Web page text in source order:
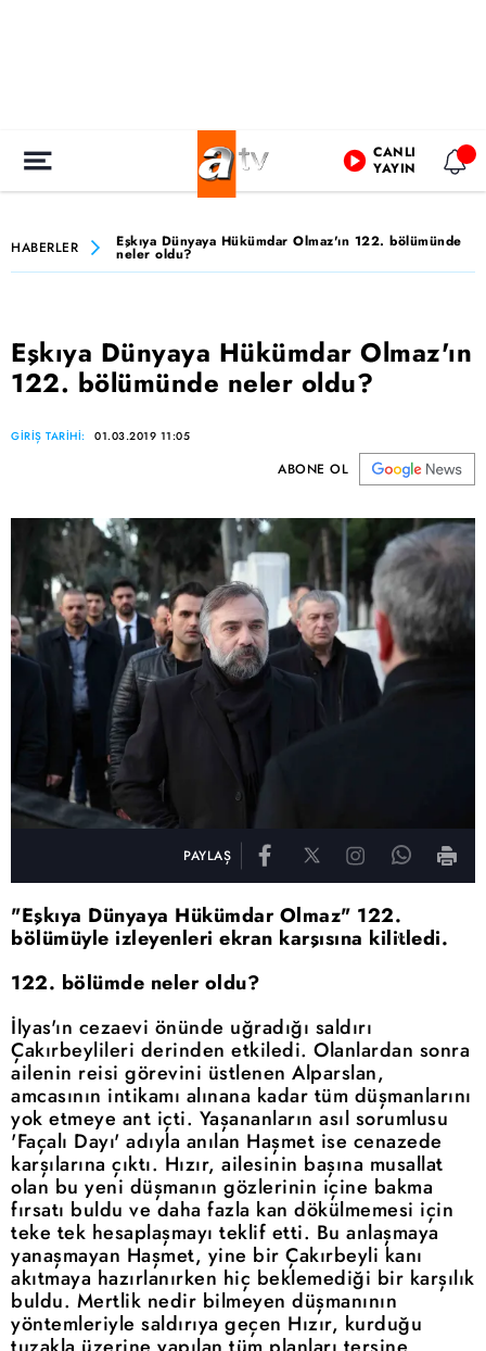
CANLI
YAYIN
HABERLER Eşkıya Dünyaya Hükümdar Olmaz'ın 122. bölümünde
neler oldu?
Eşkıya Dünyaya Hükümdar Olmaz'ın
122. bölümünde neler oldu?
GİRİŞ TARİHİ: 01.03.2019 11:05
ABONE OL
PAYLAŞ
"Eşkıya Dünyaya Hükümdar Olmaz" 122.
bölümüyle izleyenleri ekran karşısına kilitledi.
122. bölümde neler oldu?
İlyas'ın cezaevi önünde uğradığı saldırı
Çakırbeylileri derinden etkiledi. Olanlardan sonra
ailenin reisi görevini üstlenen Alparslan,
amcasının intikamı alınana kadar tüm düşmanlarını
yok etmeye ant içti. Yaşananların asıl sorumlusu
'Façalı Dayı' adıyla anılan Haşmet ise cenazede
karşılarına çıktı. Hızır, ailesinin başına musallat
olan bu yeni düşmanın gözlerinin içine bakma
fırsatı buldu ve daha fazla kan dökülmemesi için
teke tek hesaplaşmayı teklif etti. Bu anlaşmaya
yanaşmayan Haşmet, yine bir Çakırbeyli kanı
akıtmaya hazırlanırken hiç beklemediği bir karşılık
buldu. Mertlik nedir bilmeyen düşmanının
yöntemleriyle saldırıya geçen Hızır, kurduğu